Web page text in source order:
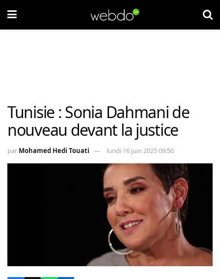
Tunisie : Sonia Dahmani de
nouveau devant la justice
par Mohamed Hedi Touati lundi 16 juin 2025 09:50